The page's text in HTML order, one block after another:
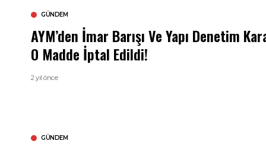
GÜNDEM
AYM’den İmar Barışı Ve Yapı Denetim
O Madde İptal Edildi!
2 yıl önce
GÜNDEM